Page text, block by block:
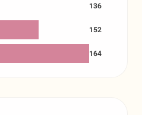
136
152
164